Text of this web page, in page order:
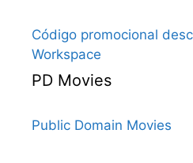
Código promocional
Workspace
PD Movies
Public Domain Movies